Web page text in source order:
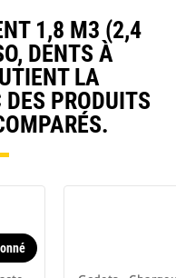
1,8 M3 (2,4
DENTS À
LA
PRODUITS